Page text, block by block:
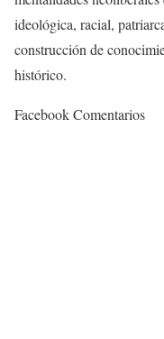
ideológica, racial,
construcción de
histórico.
Facebook Comentarios